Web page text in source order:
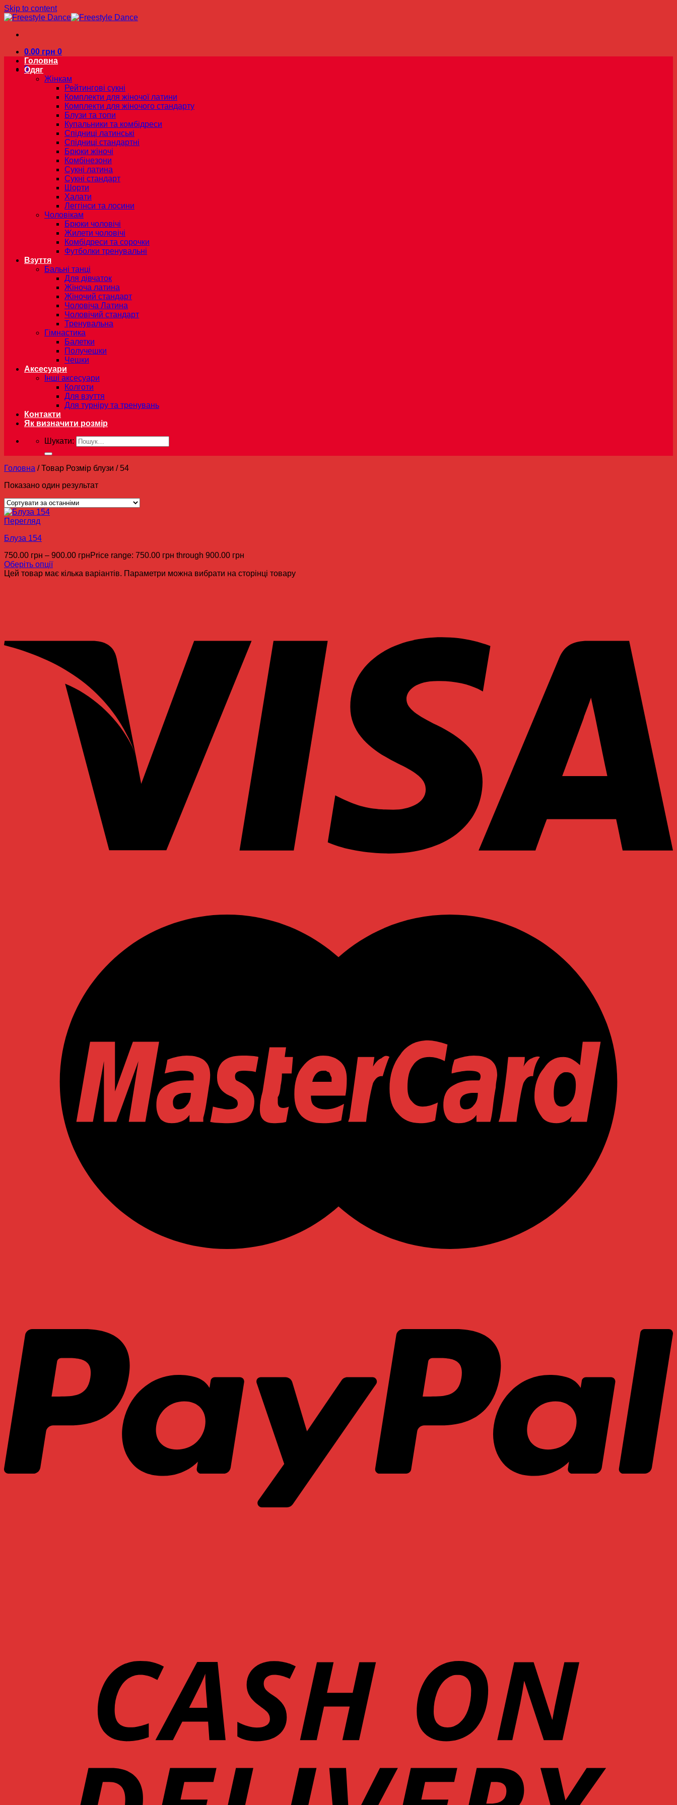
Skip to content
0.00 грн 0
0
Головна
Одяг
Жінкам
Рейтингові сукні
Комплекти для жіночої латини
Комплекти для жіночого стандарту
Блузи та топи
Купальники та комбідреси
Спідниці латинські
Спідниці стандартні
Брюки жіночі
Комбінезони
Сукні латина
Сукні стандарт
Шорти
Халати
Леггінси та лосини
Чоловікам
Брюки чоловічі
Жилети чоловічі
Комбідреси та сорочки
Футболки тренувальні
Взуття
Бальні танці
Для дівчаток
Жіноча латина
Жіночий стандарт
Чоловіча Латина
Чоловічий стандарт
Тренувальна
Гімнастика
Балетки
Получешки
Чешки
Аксесуари
Інші аксесуари
Колготи
Для взуття
Для турніру та тренувань
Контакти
Як визначити розмір
Шукати:
Головна /Товар Розмір блузи /54
Показано один результат
Перегляд
Блуза 154
750.00 грн – 900.00 грнPrice range: 750.00 грн through 900.00 грн
Оберіть опції
Цей товар має кілька варіантів. Параметри можна вибрати на сторінці товару